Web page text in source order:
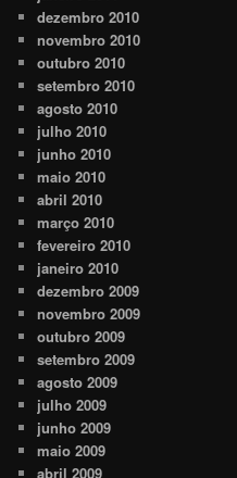
dezembro 2010
novembro 2010
outubro 2010
setembro 2010
agosto 2010
julho 2010
junho 2010
maio 2010
abril 2010
março 2010
fevereiro 2010
janeiro 2010
dezembro 2009
novembro 2009
outubro 2009
setembro 2009
agosto 2009
julho 2009
junho 2009
maio 2009
abril 2009